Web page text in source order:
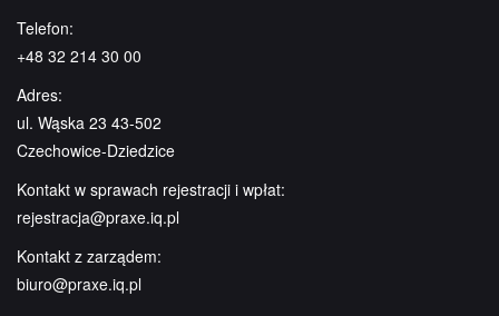
Telefon:
+48 32 214 30 00
Adres:
ul. Wąska 23 43-502
Czechowice-Dziedzice
Kontakt w sprawach rejestracji i wpłat:
rejestracja@praxe.iq.pl
Kontakt z zarządem:
biuro@praxe.iq.pl